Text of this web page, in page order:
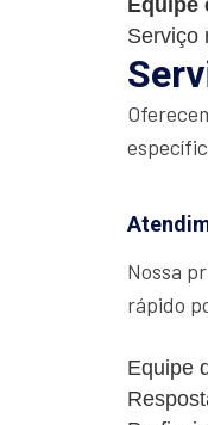
Equipe
Serviço
Nossa
rápido
Equipe